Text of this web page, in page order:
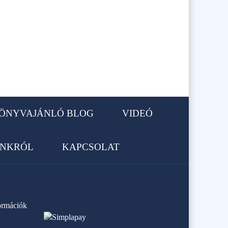
BLOG VIDEÓ
KAPCSOLAT